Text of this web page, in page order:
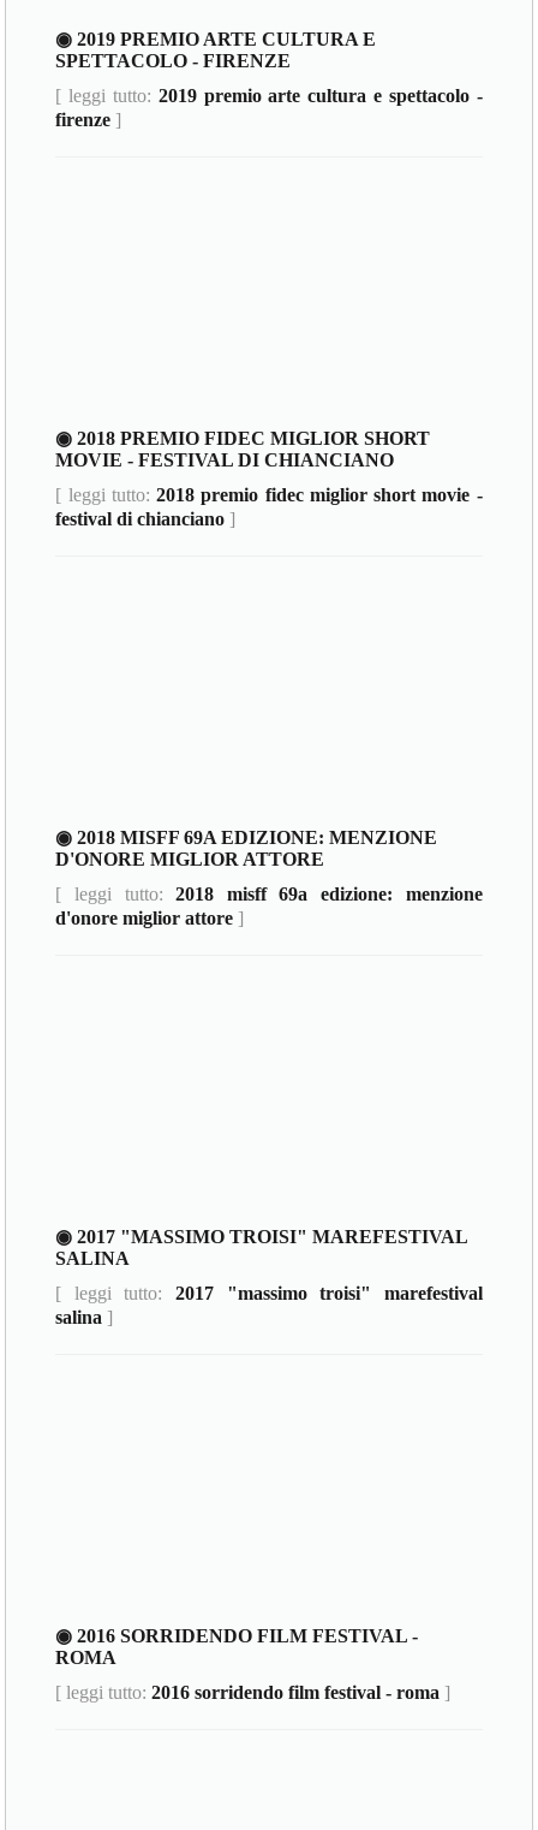
◉ 2019 PREMIO ARTE CULTURA E
SPETTACOLO - FIRENZE
[ leggi tutto: 2019 premio arte cultura e spettacolo -
firenze ]
◉ 2018 PREMIO FIDEC MIGLIOR SHORT
MOVIE - FESTIVAL DI CHIANCIANO
[ leggi tutto:2018 premio fidec miglior short movie -
festival di chianciano ]
◉ 2018 MISFF 69A EDIZIONE: MENZIONE
D'ONORE MIGLIOR ATTORE
[ leggi tutto:2018 misff 69a edizione: menzione
d'onore miglior attore ]
◉ 2017 "MASSIMO TROISI" MAREFESTIVAL
SALINA
[ leggi tutto: 2017 "massimo troisi" marefestival
salina ]
◉ 2016 SORRIDENDO FILM FESTIVAL -
ROMA
[ leggi tutto:2016 sorridendo film festival - roma ]